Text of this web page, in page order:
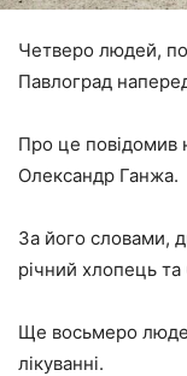
Четверо людей,
Павлоград
Про це повідомив
Олександр Ганжа.
За його словами,
річний хлопець та
Ще восьмеро
лікуванні.